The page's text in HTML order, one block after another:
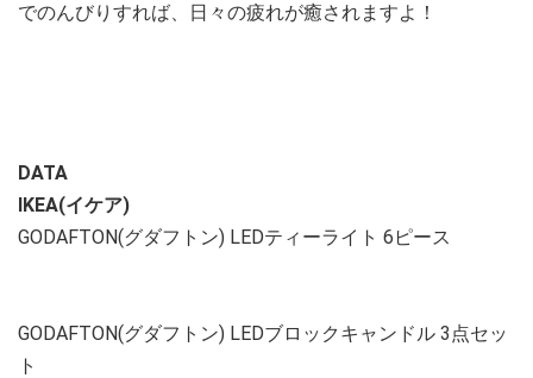
でのんびりすれば、日々の疲れが癒されますよ！
DATA
IKEA(イケア)
GODAFTON(グダフトン) LEDティーライト 6ピース
GODAFTON(グダフトン) LEDブロックキャンドル 3点セッ
ト